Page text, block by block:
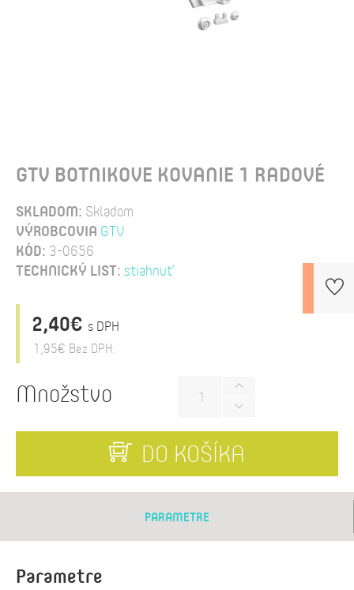
GTV BOTNIKOVE KOVANIE 1 RADOVÉ
SKLADOM: Skladom
VÝROBCOVIA GTV
KÓD: 3-0656
TECHNICKÝ LIST: stiahnuť
2,40€ s DPH
1,95€ Bez DPH:
Množstvo
DO KOŠÍKA
PARAMETRE
Parametre